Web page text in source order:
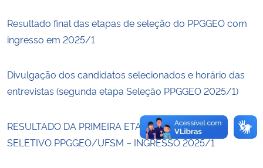
Gabinete de Segurança Institucional
Banco Central do Brasil
Planalto
Resultado final das etapas de seleção do PPGGEO com
ingresso em 2025/1
Divulgação dos candidatos selecionados e horário das
entrevistas (segunda etapa Seleção PPGGEO 2025/1)
RESULTADO DA PRIMEIRA ETAPA DO PROCESSO
SELETIVO PPGGEO/UFSM – INGRESSO 2025/1